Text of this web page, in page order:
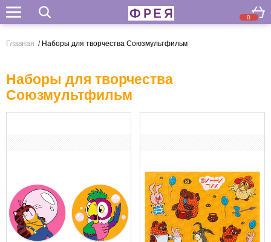
0
Поиск
Главная / Наборы для творчества Союзмультфильм
Наборы для творчества
Союзмультфильм